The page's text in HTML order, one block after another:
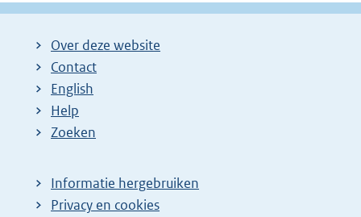
Over deze website
Contact
English
Help
Zoeken
Informatie hergebruiken
Privacy en cookies